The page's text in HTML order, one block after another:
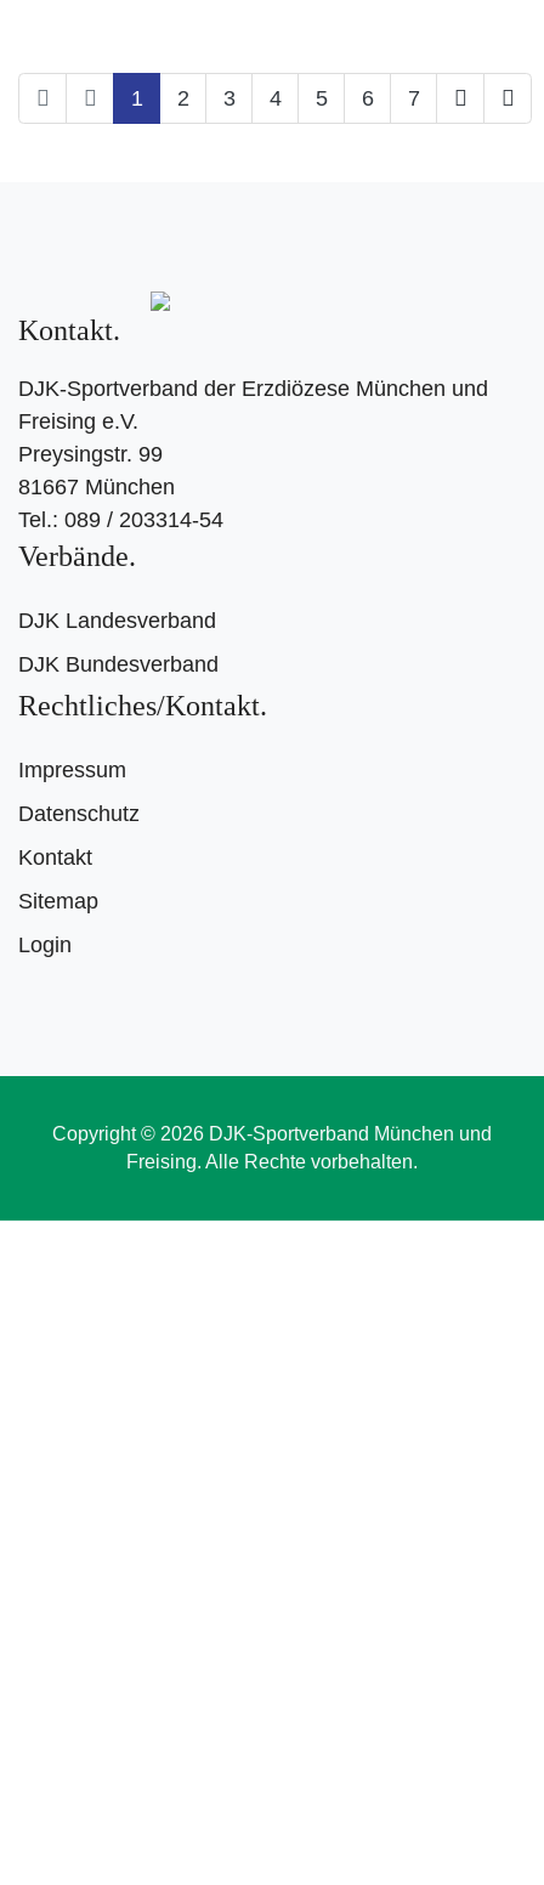
1 2 3 4 5 6 7
Kontakt
DJK-Sportverband der Erzdiözese München und
Freising e.V.
Preysingstr. 99
81667 München
Tel.: 089 / 203314-54
Verbände
DJK Landesverband
DJK Bundesverband
Rechtliches/Kontakt
Impressum
Datenschutz
Kontakt
Sitemap
Login
Copyright © 2026 DJK-Sportverband München und
Freising. Alle Rechte vorbehalten.